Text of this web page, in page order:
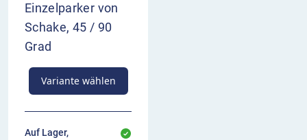
Einzelparker von
Schake, 45 / 90
Grad
Variante wählen
Auf Lager,